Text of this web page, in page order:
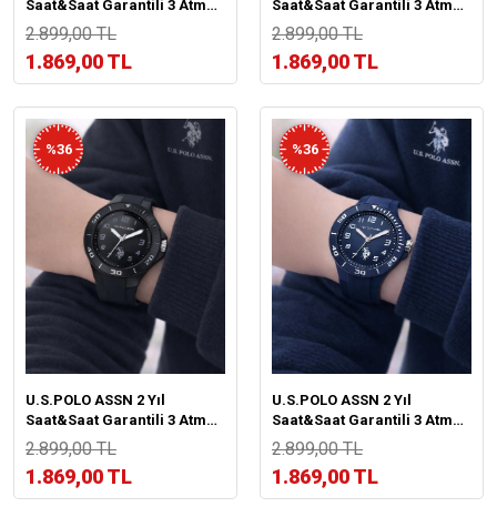
Saat&Saat Garantili 3 Atm
Suya Dayanıklı Genç Ve
Çocuk Kol Saati US.G2146.2
2.899,00 TL
1.869,00 TL
Saat&Saat Garantili 3 Atm
Suya Dayanıklı Genç Ve
Çocuk Kol Saati US.G2146.3
2.899,00 TL
1.869,00 TL
%36
U.S.POLO ASSN 2 Yıl
Saat&Saat Garantili 3 Atm
Suya Dayanıklı Genç Ve
Çocuk Kol Saati US.G2146.1
2.899,00 TL
1.869,00 TL
%36
U.S.POLO ASSN 2 Yıl
Saat&Saat Garantili 3 Atm
Suya Dayanıklı Genç Ve
Çocuk Kol Saati US.G2146.4
2.899,00 TL
1.869,00 TL